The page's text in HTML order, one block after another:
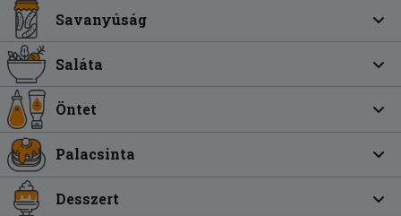
Savanyúság
Saláta
Öntet
Palacsinta
Desszert